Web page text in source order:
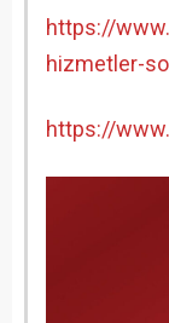
https://
hizmetler-
https://